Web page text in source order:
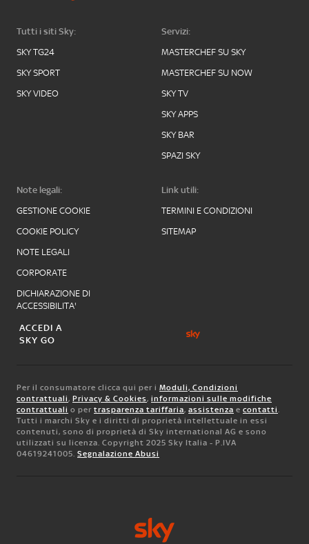
Tutti i siti Sky:
SKY TG24
SKY SPORT
SKY VIDEO
Servizi:
MASTERCHEF SU SKY
MASTERCHEF SU NOW
SKY TV
SKY APPS
SKY BAR
SPAZI SKY
Note legali:
GESTIONE COOKIE
COOKIE POLICY
NOTE LEGALI
CORPORATE
DICHIARAZIONE DI
ACCESSIBILITA'
Link utili:
TERMINI E CONDIZIONI
SITEMAP
ACCEDI A
SKY GO
Per il consumatore clicca qui per i Moduli, Condizioni
contrattuali, Privacy & Cookies, informazioni sulle modifiche
contrattuali o per trasparenza tariffaria, assistenza e contatti.
Tutti i marchi Sky e i diritti di proprietà intellettuale in essi
contenuti, sono di proprietà di Sky international AG e sono
utilizzati su licenza. Copyright 2025 Sky Italia - P.IVA
04619241005. Segnalazione Abusi